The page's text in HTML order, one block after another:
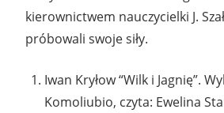
kierownictwem nauczycielki J.
próbowali swoje siły.
Iwan Kryłow “Wilk i Jagnię”.
Komoliubio, czyta: Ewelina